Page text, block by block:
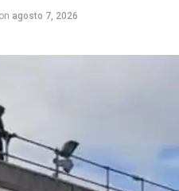
on agosto 7, 2026